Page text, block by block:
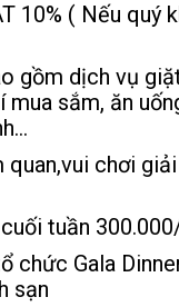
10% ( Nếu quý
gồm dịch vụ
mua sắm, ăn
chơi giải
tuần
chức Gala
sạn